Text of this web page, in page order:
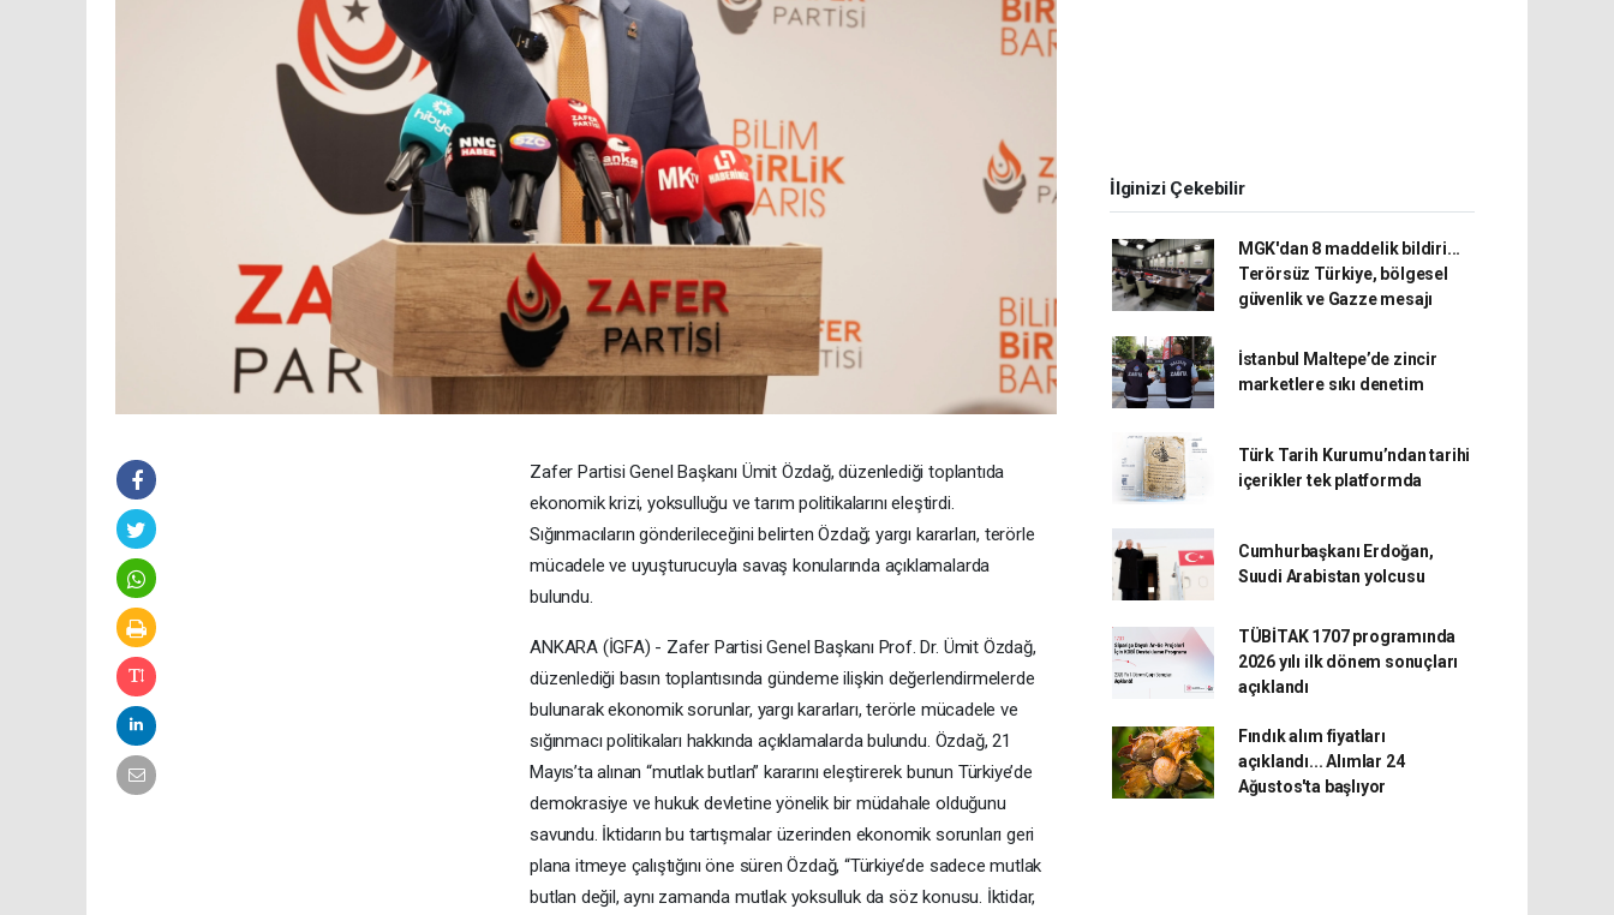
Zafer Partisi Genel Başkanı Ümit Özdağ, düzenlediği toplantıda
ekonomik krizi, yoksulluğu ve tarım politikalarını eleştirdi.
Sığınmacıların gönderileceğini belirten Özdağ; yargı kararları, terörle
mücadele ve uyuşturucuyla savaş konularında açıklamalarda
bulundu.
ANKARA (İGFA) - Zafer Partisi Genel Başkanı Prof. Dr. Ümit Özdağ,
düzenlediği basın toplantısında gündeme ilişkin değerlendirmelerde
bulunarak ekonomik sorunlar, yargı kararları, terörle mücadele ve
sığınmacı politikaları hakkında açıklamalarda bulundu. Özdağ, 21
Mayıs’ta alınan “mutlak butlan” kararını eleştirerek bunun Türkiye’de
demokrasiye ve hukuk devletine yönelik bir müdahale olduğunu
savundu. İktidarın bu tartışmalar üzerinden ekonomik sorunları geri
plana itmeye çalıştığını öne süren Özdağ, “Türkiye’de sadece mutlak
butlan değil, aynı zamanda mutlak yoksulluk da söz konusu. İktidar,
İlginizi Çekebilir
MGK'dan 8 maddelik bildiri...
Terörsüz Türkiye, bölgesel
güvenlik ve Gazze mesajı
İstanbul Maltepe’de zincir
marketlere sıkı denetim
Türk Tarih Kurumu’ndan tarihi
içerikler tek platformda
Cumhurbaşkanı Erdoğan,
Suudi Arabistan yolcusu
TÜBİTAK 1707 programında
2026 yılı ilk dönem sonuçları
açıklandı
Fındık alım fiyatları
açıklandı... Alımlar 24
Ağustos'ta başlıyor